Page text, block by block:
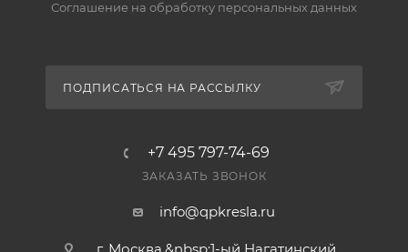
Соглашение на обработку персональных данных
ПОДПИСАТЬСЯ НА РАССЫЛКУ
+7 495 797-74-69
ЗАКАЗАТЬ ЗВОНОК
info@qpkresla.ru